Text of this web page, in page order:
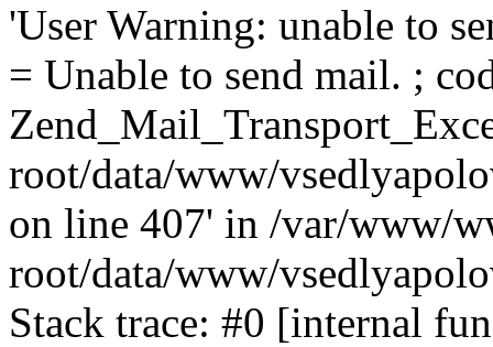
'User Warning: unable to
= Unable to send mail. ;
root/data/www/
on line 407' in /var/www/
root/data/www/
Stack trace: #0 [internal